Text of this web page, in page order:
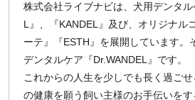
株式会社ライブナビは、犬用デンタ
L』、『KANDEL』及び、オリジナル
ーテ』『ESTH』を展開しています。
デンタルケア『Dr.WANDEL』です。
これからの人生を少しでも長く過ご
の健康を願う飼い主様のお手伝いを